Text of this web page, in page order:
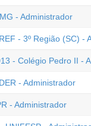
- Administrador
- 3º Região (SC) -
- Colégio Pedro II -
- Administrador
- Administrador